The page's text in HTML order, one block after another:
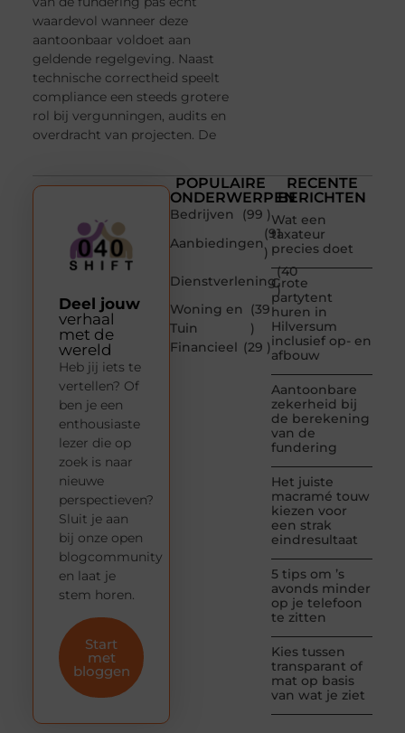
waardevol wanneer deze
aantoonbaar voldoet aan
geldende regelgeving. Naast
technische correctheid speelt
compliance een steeds grotere
rol bij vergunningen, audits en
overdracht van projecten. De
POPULAIRE
ONDERWERPEN
Bedrijven
(99 )
Aanbiedingen
(91
)
Dienstverlening
(40
)
Woning en
Tuin
(39
)
Financieel (29 )
RECENTE
BERICHTEN
Wat een
taxateur
precies doet
Grote
partytent
huren in
Hilversum
inclusief op- en
afbouw
Aantoonbare
zekerheid bij
de berekening
van de
fundering
Het juiste
macramé touw
kiezen voor
een strak
eindresultaat
5 tips om ’s
avonds minder
op je telefoon
te zitten
Kies tussen
transparant of
mat op basis
van wat je ziet
Deel jouw
verhaal
met de
wereld
Heb jij iets te
vertellen? Of
ben je een
enthousiaste
lezer die op
zoek is naar
nieuwe
perspectieven?
Sluit je aan
bij onze open
blogcommunity
en laat je
stem horen.
Start
met
bloggen